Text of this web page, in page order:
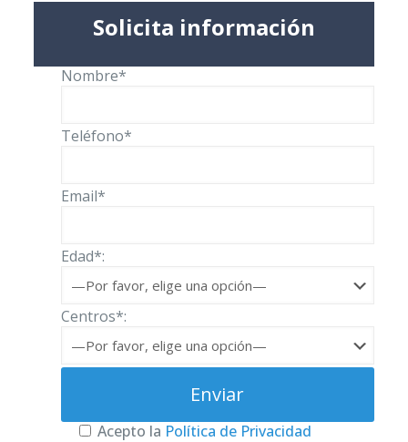
Solicita información
Nombre*
Teléfono*
Email*
Edad*:
Centros*:
Acepto la Política de Privacidad